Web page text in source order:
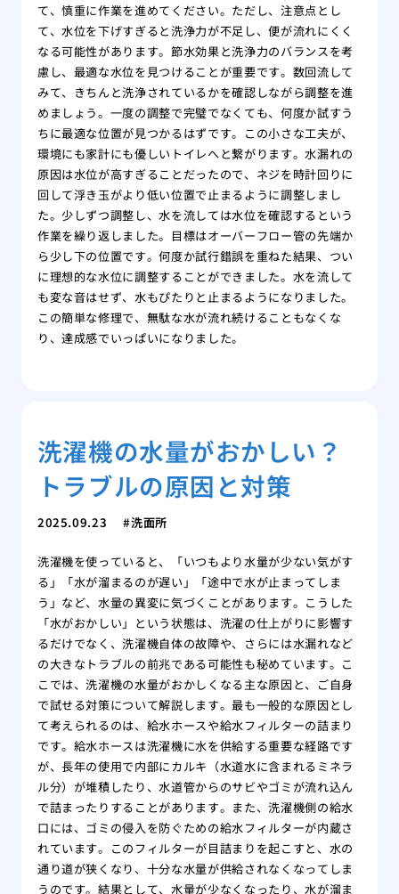
て、慎重に作業を進めてください。ただし、注意点とし
て、水位を下げすぎると洗浄力が不足し、便が流れにくく
なる可能性があります。節水効果と洗浄力のバランスを考
慮し、最適な水位を見つけることが重要です。数回流して
みて、きちんと洗浄されているかを確認しながら調整を進
めましょう。一度の調整で完璧でなくても、何度か試すう
ちに最適な位置が見つかるはずです。この小さな工夫が、
環境にも家計にも優しいトイレへと繋がります。水漏れの
原因は水位が高すぎることだったので、ネジを時計回りに
回して浮き玉がより低い位置で止まるように調整しまし
た。少しずつ調整し、水を流しては水位を確認するという
作業を繰り返しました。目標はオーバーフロー管の先端か
ら少し下の位置です。何度か試行錯誤を重ねた結果、つい
に理想的な水位に調整することができました。水を流して
も変な音はせず、水もぴたりと止まるようになりました。
この簡単な修理で、無駄な水が流れ続けることもなくな
り、達成感でいっぱいになりました。
洗濯機の水量がおかしい？
トラブルの原因と対策
2025.09.23 洗面所
洗濯機を使っていると、「いつもより水量が少ない気がす
る」「水が溜まるのが遅い」「途中で水が止まってしま
う」など、水量の異変に気づくことがあります。こうした
「水がおかしい」という状態は、洗濯の仕上がりに影響す
るだけでなく、洗濯機自体の故障や、さらには水漏れなど
の大きなトラブルの前兆である可能性も秘めています。こ
こでは、洗濯機の水量がおかしくなる主な原因と、ご自身
で試せる対策について解説します。最も一般的な原因とし
て考えられるのは、給水ホースや給水フィルターの詰まり
です。給水ホースは洗濯機に水を供給する重要な経路です
が、長年の使用で内部にカルキ（水道水に含まれるミネラ
ル分）が堆積したり、水道管からのサビやゴミが流れ込ん
で詰まったりすることがあります。また、洗濯機側の給水
口には、ゴミの侵入を防ぐための給水フィルターが内蔵さ
れています。このフィルターが目詰まりを起こすと、水の
通り道が狭くなり、十分な水量が供給されなくなってしま
うのです。結果として、水量が少なくなったり、水が溜ま